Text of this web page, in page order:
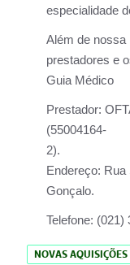
especialidade
Além de nossa
prestadores e
Guia Médico
Prestador:
(55004164-
Endereço: Rua
Gonçalo.
Telefone: (021)
NOVAS AQUISIÇÕES